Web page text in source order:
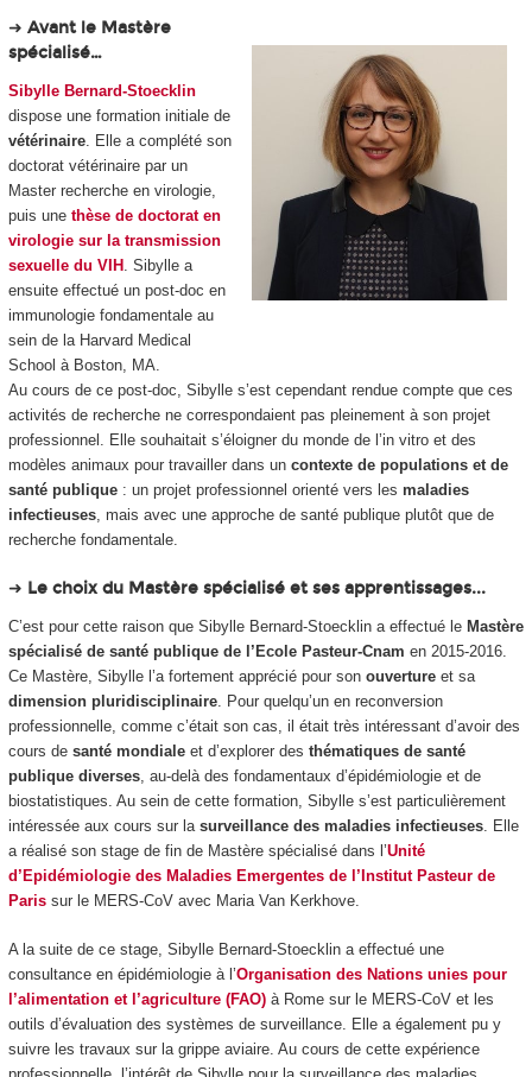
➜ Avant le Mastère
spécialisé…
Sibylle Bernard-Stoecklin
dispose une formation initiale de
vétérinaire. Elle a complété son
doctorat vétérinaire par un
Master recherche en virologie,
puis une thèse de doctorat en
virologie sur la transmission
sexuelle du VIH . Sibylle a
ensuite effectué un post-doc en
immunologie fondamentale au
sein de la Harvard Medical
School à Boston, MA.
Au cours de ce post-doc, Sibylle s’est cependant rendue compte que ces
activités de recherche ne correspondaient pas pleinement à son projet
professionnel. Elle souhaitait s’éloigner du monde de l’in vitro et des
modèles animaux pour travailler dans un contexte de populations et de
santé publique: un projet professionnel orienté vers les maladies
infectieuses, mais avec une approche de santé publique plutôt que de
recherche fondamentale.
➜ Le choix du Mastère spécialisé et ses apprentissages...
C’est pour cette raison que Sibylle Bernard-Stoecklin a effectué le Mastère
spécialisé de santé publique de l’Ecole Pasteur-Cnam en 2015-2016.
Ce Mastère, Sibylle l’a fortement apprécié pour son ouvertureet sa
dimension pluridisciplinaire. Pour quelqu’un en reconversion
professionnelle, comme c’était son cas, il était très intéressant d’avoir des
cours de santé mondialeet d’explorer des thématiques de santé
publique diverses, au-delà des fondamentaux d’épidémiologie et de
biostatistiques. Au sein de cette formation, Sibylle s’est particulièrement
intéressée aux cours sur la surveillance des maladies infectieuses. Elle
a réalisé son stage de fin de Mastère spécialisé dans l’Unité
d’Epidémiologie des Maladies Emergentes de l’Institut Pasteur de
Parissur le MERS-CoV avec Maria Van Kerkhove.
A la suite de ce stage, Sibylle Bernard-Stoecklin a effectué une
consultance en épidémiologie à l’Organisation des Nations unies pour
l’alimentation et l’agriculture (FAO)à Rome sur le MERS-CoV et les
outils d’évaluation des systèmes de surveillance. Elle a également pu y
suivre les travaux sur la grippe aviaire. Au cours de cette expérience